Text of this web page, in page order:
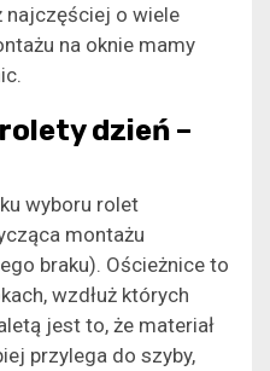
najczęściej o wiele
na oknie mamy
dzień –
wyboru rolet
montażu
braku). Ościeżnice to
wzdłuż których
jest to, że materiał
przylega do szyby,